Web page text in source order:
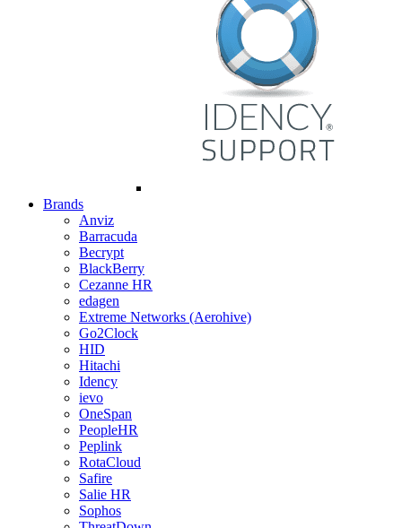
Brands
Anviz
Barracuda
Becrypt
BlackBerry
Cezanne HR
edagen
Extreme Networks (Aerohive)
Go2Clock
HID
Hitachi
Idency
ievo
OneSpan
PeopleHR
Peplink
RotaCloud
Safire
Salie HR
Sophos